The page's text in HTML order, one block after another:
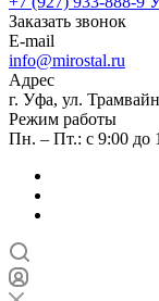
Заказать звонок
E-mail
info@mirostal.ru
Адрес
г. Уфа, ул.
Режим работы
Пн. – Пт.: с 9:00 до